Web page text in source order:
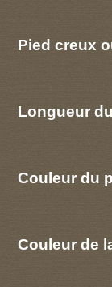
Pied creux
Longueur
Couleur du
Couleur de